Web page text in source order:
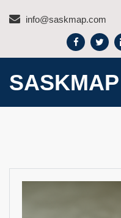
info@saskmap.com
SASKMAP